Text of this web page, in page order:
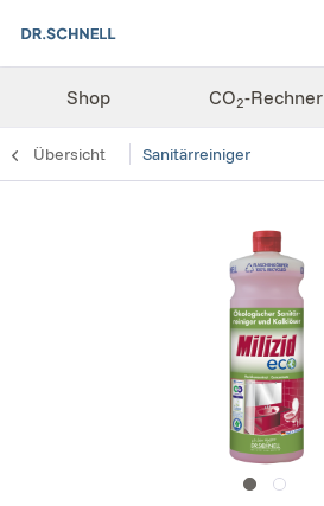
Shop CO2-Rechner
Übersicht Sanitärreiniger